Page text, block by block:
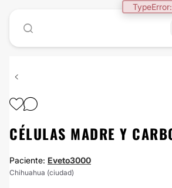
CÉLULAS MADRE Y
Paciente: Eveto3000
Chihuahua (ciudad)